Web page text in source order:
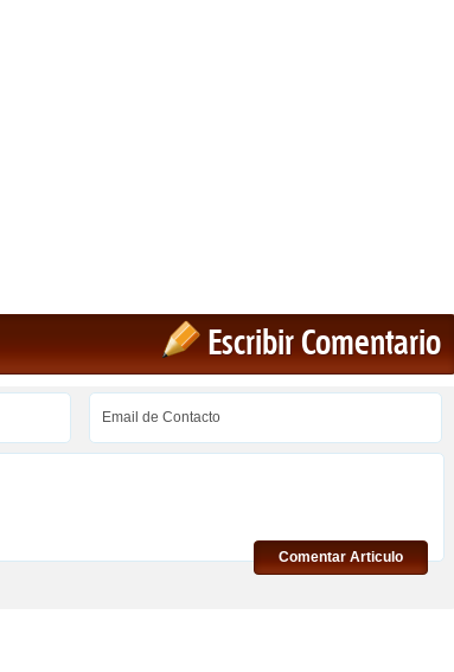
Escribir Comentario
Comentar Articulo